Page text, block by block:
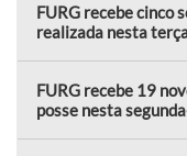
FURG recebe cinco
realizada nesta
FURG recebe 19
posse nesta